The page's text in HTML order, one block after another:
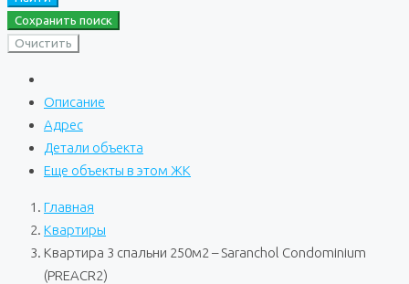
Сохранить поиск
Очистить
Описание
Адрес
Детали объекта
Еще объекты в этом ЖК
Главная
Квартиры
Квартира 3 спальни 250м2 – Saranchol Condominium
(PREACR2)